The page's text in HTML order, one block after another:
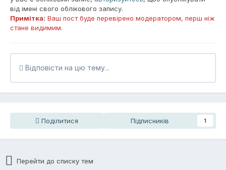
від імені свого облікового запису.
Примітка: Ваш пост буде перевірено модератором, перш ніж
стане видимим.
Відповісти на цю тему...
Поділитися Підписників 1
Перейти до списку тем